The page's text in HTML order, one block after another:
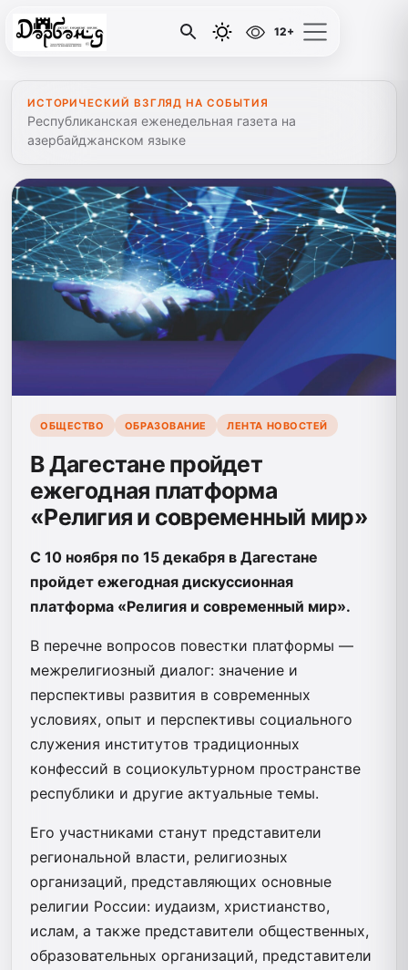
12+
ИСТОРИЧЕСКИЙ ВЗГЛЯД НА СОБЫТИЯ
Республиканская еженедельная газета на
азербайджанском языке
ОБЩЕСТВО ОБРАЗОВАНИЕ ЛЕНТА НОВОСТЕЙ
В Дагестане пройдет
ежегодная платформа
«Религия и современный мир»
С 10 ноября по 15 декабря в Дагестане
пройдет ежегодная дискуссионная
платформа «Религия и современный мир».
В перечне вопросов повестки платформы —
межрелигиозный диалог: значение и
перспективы развития в современных
условиях, опыт и перспективы социального
служения институтов традиционных
конфессий в социокультурном пространстве
республики и другие актуальные темы.
Его участниками станут представители
региональной власти, религиозных
организаций, представляющих основные
религии России: иудаизм, христианство,
ислам, а также представители общественных,
образовательных организаций, представители